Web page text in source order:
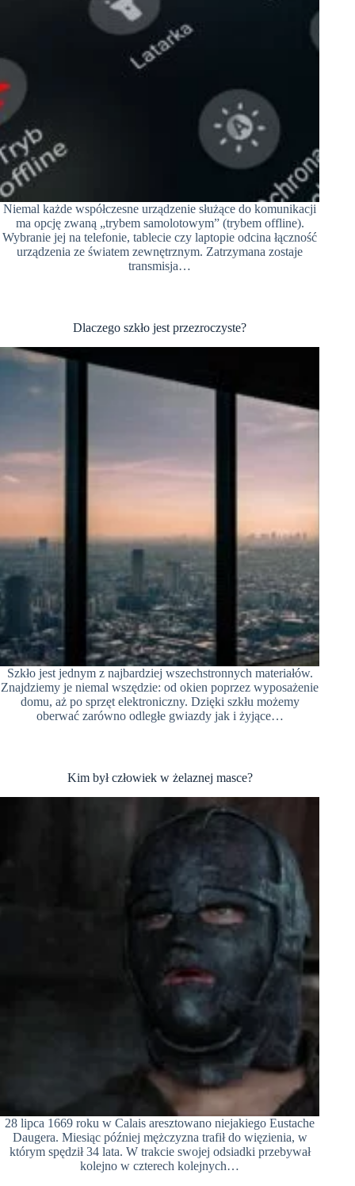
Niemal każde współczesne urządzenie służące do komunikacji
ma opcję zwaną „trybem samolotowym” (trybem offline).
Wybranie jej na telefonie, tablecie czy laptopie odcina łączność
urządzenia ze światem zewnętrznym. Zatrzymana zostaje
transmisja…
Dlaczego szkło jest przezroczyste?
Szkło jest jednym z najbardziej wszechstronnych materiałów.
Znajdziemy je niemal wszędzie: od okien poprzez wyposażenie
domu, aż po sprzęt elektroniczny. Dzięki szkłu możemy
oberwać zarówno odległe gwiazdy jak i żyjące…
Kim był człowiek w żelaznej masce?
28 lipca 1669 roku w Calais aresztowano niejakiego Eustache
Daugera. Miesiąc później mężczyzna trafił do więzienia, w
którym spędził 34 lata. W trakcie swojej odsiadki przebywał
kolejno w czterech kolejnych…